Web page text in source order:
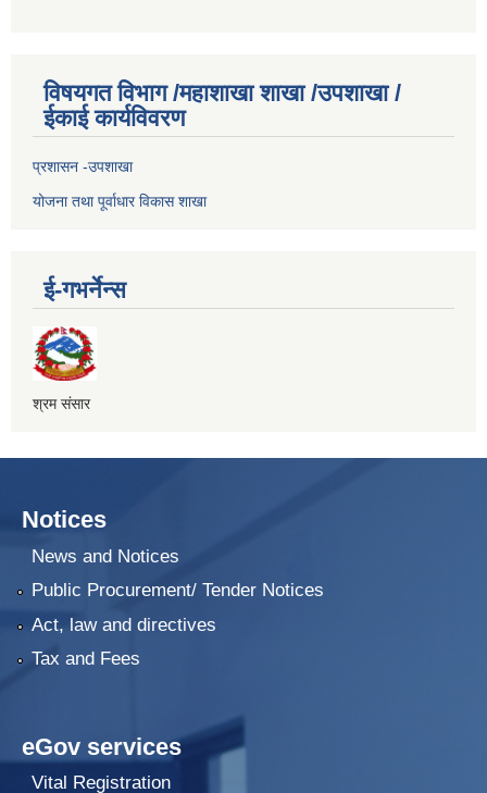
विषयगत विभाग /महाशाखा शाखा /उपशाखा /
ईकाई कार्यविवरण
प्रशासन -उपशाखा
योजना तथा पूर्वाधार विकास शाखा
ई-गभर्नेन्स
श्रम संसार
Notices
News and Notices
Public Procurement/ Tender Notices
Act, law and directives
Tax and Fees
eGov services
Vital Registration